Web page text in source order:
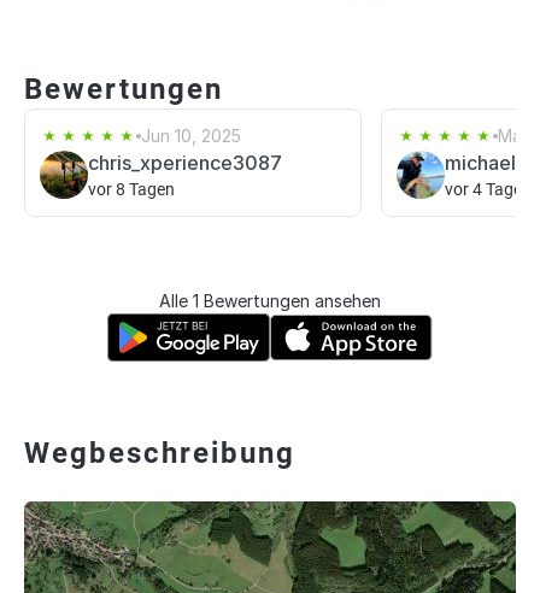
Bewertungen
Jun 10, 2025
chris_xperience3087
vor 8 Tagen
Mar
michael
vor 4 Tagen
Alle 1 Bewertungen ansehen
Wegbeschreibung